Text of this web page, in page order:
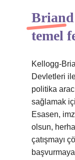
Briand
temel
Kellogg-
Devletleri
politika
sağlamak
Esasen,
olsun,
çatışmayı